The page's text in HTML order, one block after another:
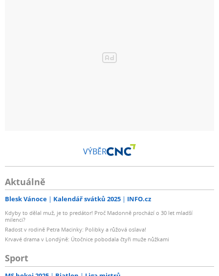
VÝBĚR
Aktuálně
Blesk Vánoce Kalendář svátků 2025 INFO.cz
Kdyby to dělal muž, je to predátor! Proč Madonně prochází o 30 let mladší
milenci?
Radost v rodině Petra Macinky: Polibky a růžová oslava!
Krvavé drama v Londýně: Útočnice pobodala čtyři muže nůžkami
Sport